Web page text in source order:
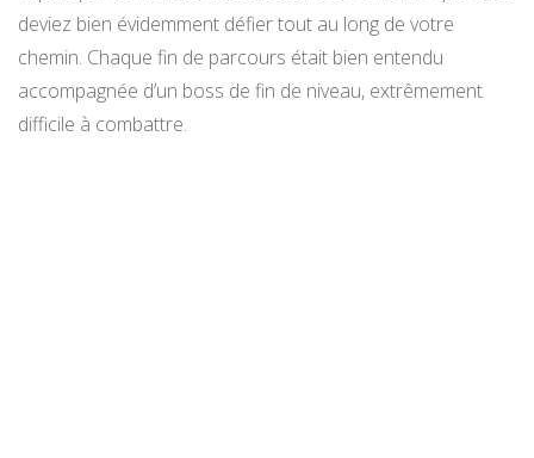
deviez bien évidemment défier tout au long de votre
chemin. Chaque fin de parcours était bien entendu
accompagnée d’un boss de fin de niveau, extrêmement
difficile à combattre.